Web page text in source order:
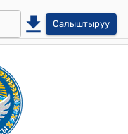
Салыштыруу